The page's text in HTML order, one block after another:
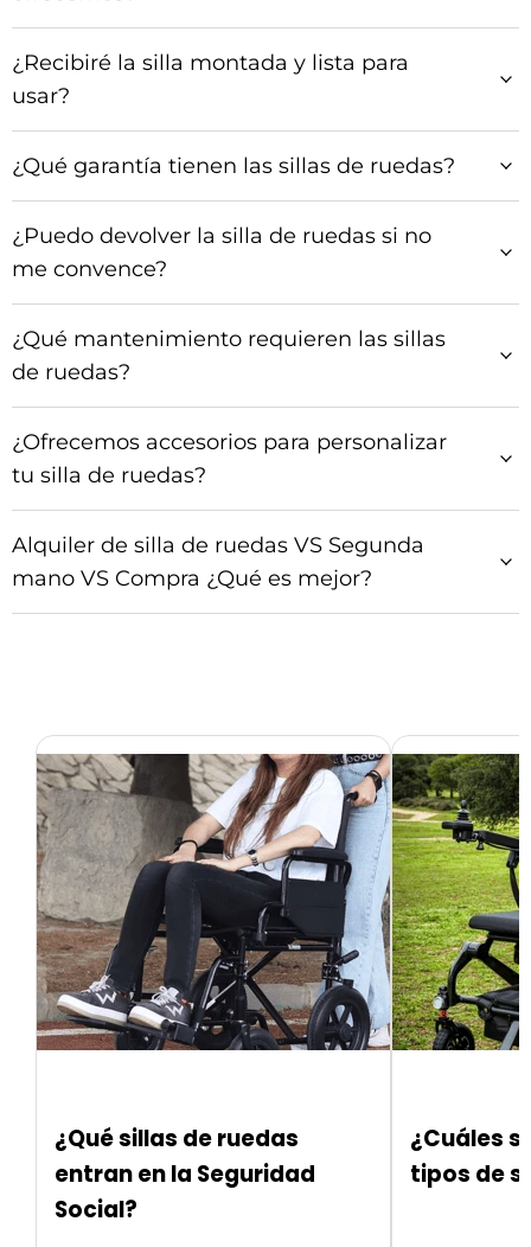
¿Recibiré la silla montada y lista para
usar?
¿Qué garantía tienen las sillas de ruedas?
¿Puedo devolver la silla de ruedas si no
me convence?
¿Qué mantenimiento requieren las sillas
de ruedas?
¿Ofrecemos accesorios para personalizar
tu silla de ruedas?
Alquiler de silla de ruedas VS Segunda
mano VS Compra ¿Qué es mejor?
¿Qué sillas de ruedas
entran en la Seguridad
Social?
¿Cuáles
tipos de